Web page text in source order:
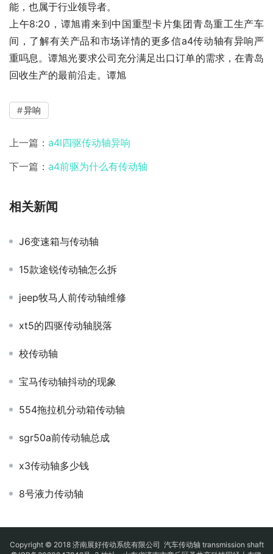
能，也属于行业领导者。
上午8:20，谭旭甫来到中国重型卡片集团青岛重工生产车
间，了解有关产品和市场详情的更多信a4传动轴有异响严
重吗息。谭旭光要求公司充分满足出口订单的需求，在青岛
回收生产的最前沿走。谭旭
异响
上一篇： a4l四驱传动轴异响
下一篇： a4前驱为什么有传动轴
相关新闻
J6变速箱与传动轴
15款途锐传动轴怎么拆
jeep牧马人前传动轴维修
xt5的四驱传动轴脱落
校传动轴
宝马传动轴抖动的现象
554拖拉机分动箱传动轴
sgr50a前传动轴总成
x3传动轴多少钱
8号液力传动轴
Copyright © 2018 济南展好传动系统有限公司 汽车传动轴 transmission shaft